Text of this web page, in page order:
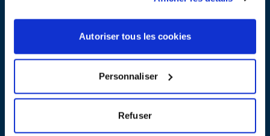
Autoriser tous les cookies
Personnaliser
Refuser
Recycler, c’est économiser les ressources et réduire l’impact
pollution et consommatrice de ressources naturelles. Le don
permet d’éviter la fabrication de nouveaux produits en alimentant
de matières premières brutes, leur transformation et leur transport,
en utilisant à la place des matières recyclées, ce qui génère
moins de pollution et préserve nos ressources naturelles. Donner
et recycler c'est protéger l'environnement.
Recycler c’est favoriser les emplois